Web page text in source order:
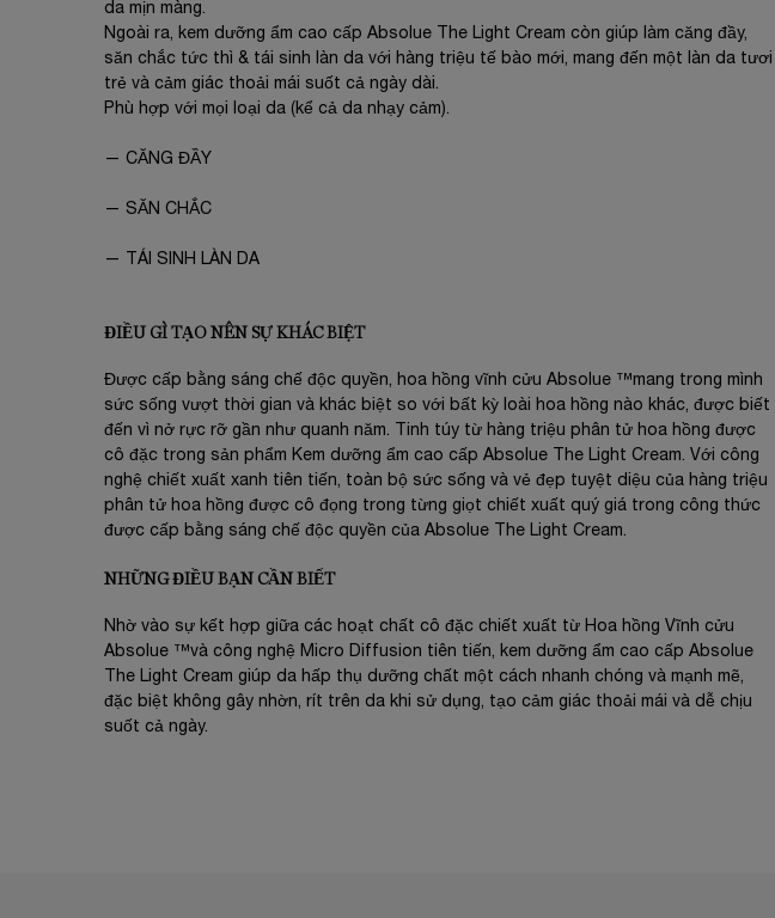
da mịn màng.
Ngoài ra, kem dưỡng ẩm cao cấp Absolue The Light Cream còn giúp làm căng đầy,
săn chắc tức thì & tái sinh làn da với hàng triệu tế bào mới, mang đến một làn da tươi
trẻ và cảm giác thoải mái suốt cả ngày dài.
Phù hợp với mọi loại da (kể cả da nhạy cảm).
— CĂNG ĐẦY
— SĂN CHẮC
— TÁI SINH LÀN DA
ĐIỀU GÌ TẠO NÊN SỰ KHÁC BIỆT
Được cấp bằng sáng chế độc quyền, hoa hồng vĩnh cửu Absolue ™️mang trong mình
sức sống vượt thời gian và khác biệt so với bất kỳ loài hoa hồng nào khác, được biết
đến vì nở rực rỡ gần như quanh năm. Tinh túy từ hàng triệu phân tử hoa hồng được
cô đặc trong sản phẩm Kem dưỡng ẩm cao cấp Absolue The Light Cream. Với công
nghệ chiết xuất xanh tiên tiến, toàn bộ sức sống và vẻ đẹp tuyệt diệu của hàng triệu
phân tử hoa hồng được cô đọng trong từng giọt chiết xuất quý giá trong công thức
được cấp bằng sáng chế độc quyền của Absolue The Light Cream.
NHỮNG ĐIỀU BẠN CẦN BIẾT
Nhờ vào sự kết hợp giữa các hoạt chất cô đặc chiết xuất từ Hoa hồng Vĩnh cửu
Absolue ™️và công nghệ Micro Diffusion tiên tiến, kem dưỡng ẩm cao cấp Absolue
The Light Cream giúp da hấp thụ dưỡng chất một cách nhanh chóng và mạnh mẽ,
đặc biệt không gây nhờn, rít trên da khi sử dụng, tạo cảm giác thoải mái và dễ chịu
suốt cả ngày.